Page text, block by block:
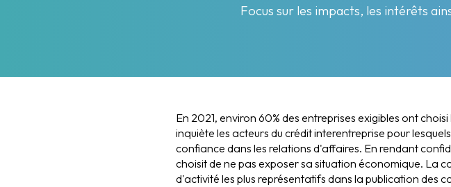
Focus sur les impacts, les intérêts
En 2021, environ 60% des entreprises exigibles ont
inquiète les acteurs du crédit interentreprise pour
confiance dans les relations d'affaires. En rendant
choisit de ne pas exposer sa situation économique. La
d'activité les plus représentatifs dans la publication des